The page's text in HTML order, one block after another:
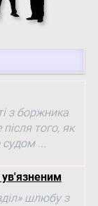
з боржника
того, як
судом ...
шлюбу з